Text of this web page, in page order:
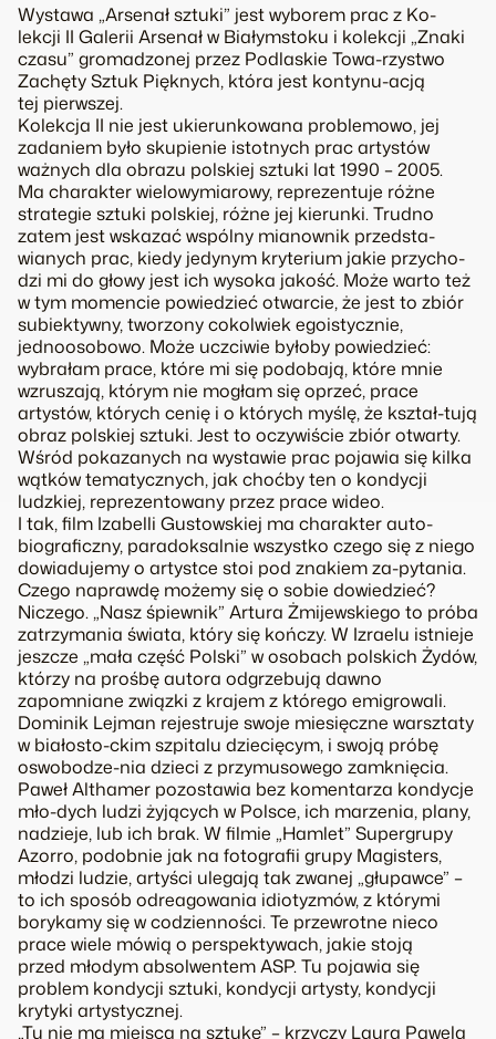
Wystawa „Arsenał sztuki” jest wyborem prac z Ko-
lekcji II Galerii Arsenał w Białymstoku i kolekcji „Znaki
czasu” gromadzonej przez Podlaskie Towa-rzystwo
Zachęty Sztuk Pięknych, która jest kontynu-acją
tej pierwszej.
Kolekcja II nie jest ukierunkowana problemowo, jej
zadaniem było skupienie istotnych prac artystów
ważnych dla obrazu polskiej sztuki lat 1990 – 2005.
Ma charakter wielowymiarowy, reprezentuje różne
strategie sztuki polskiej, różne jej kierunki. Trudno
zatem jest wskazać wspólny mianownik przedsta-
wianych prac, kiedy jedynym kryterium jakie przycho-
dzi mi do głowy jest ich wysoka jakość. Może warto też
w tym momencie powiedzieć otwarcie, że jest to zbiór
subiektywny, tworzony cokolwiek egoistycznie,
jednoosobowo. Może uczciwie byłoby powiedzieć:
wybrałam prace, które mi się podobają, które mnie
wzruszają, którym nie mogłam się oprzeć, prace
artystów, których cenię i o których myślę, że kształ-tują
obraz polskiej sztuki. Jest to oczywiście zbiór otwarty.
Wśród pokazanych na wystawie prac pojawia się kilka
wątków tematycznych, jak choćby ten o kondycji
ludzkiej, reprezentowany przez prace wideo.
I tak, film Izabelli Gustowskiej ma charakter auto-
biograficzny, paradoksalnie wszystko czego się z niego
dowiadujemy o artystce stoi pod znakiem za-pytania.
Czego naprawdę możemy się o sobie dowiedzieć?
Niczego. „Nasz śpiewnik” Artura Żmijewskiego to próba
zatrzymania świata, który się kończy. W Izraelu istnieje
jeszcze „mała część Polski” w osobach polskich Żydów,
którzy na prośbę autora odgrzebują dawno
zapomniane związki z krajem z którego emigrowali.
Dominik Lejman rejestruje swoje miesięczne warsztaty
w białosto-ckim szpitalu dziecięcym, i swoją próbę
oswobodze-nia dzieci z przymusowego zamknięcia.
Paweł Althamer pozostawia bez komentarza kondycje
mło-dych ludzi żyjących w Polsce, ich marzenia, plany,
nadzieje, lub ich brak. W filmie „Hamlet” Supergrupy
Azorro, podobnie jak na fotografii grupy Magisters,
młodzi ludzie, artyści ulegają tak zwanej „głupawce” –
to ich sposób odreagowania idiotyzmów, z którymi
borykamy się w codzienności. Te przewrotne nieco
prace wiele mówią o perspektywach, jakie stoją
przed młodym absolwentem ASP. Tu pojawia się
problem kondycji sztuki, kondycji artysty, kondycji
krytyki artystycznej.
„Tu nie ma miejsca na sztukę” – krzyczy Laura Pawela